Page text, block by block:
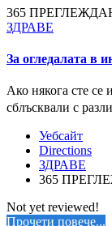
365
ЗДРАВЕ
За огледалата в
Ако някога сте се
сблъсквали с
Уебсайт
Directions
ЗДРАВЕ
365
Not yet reviewed!
Прочети повече...